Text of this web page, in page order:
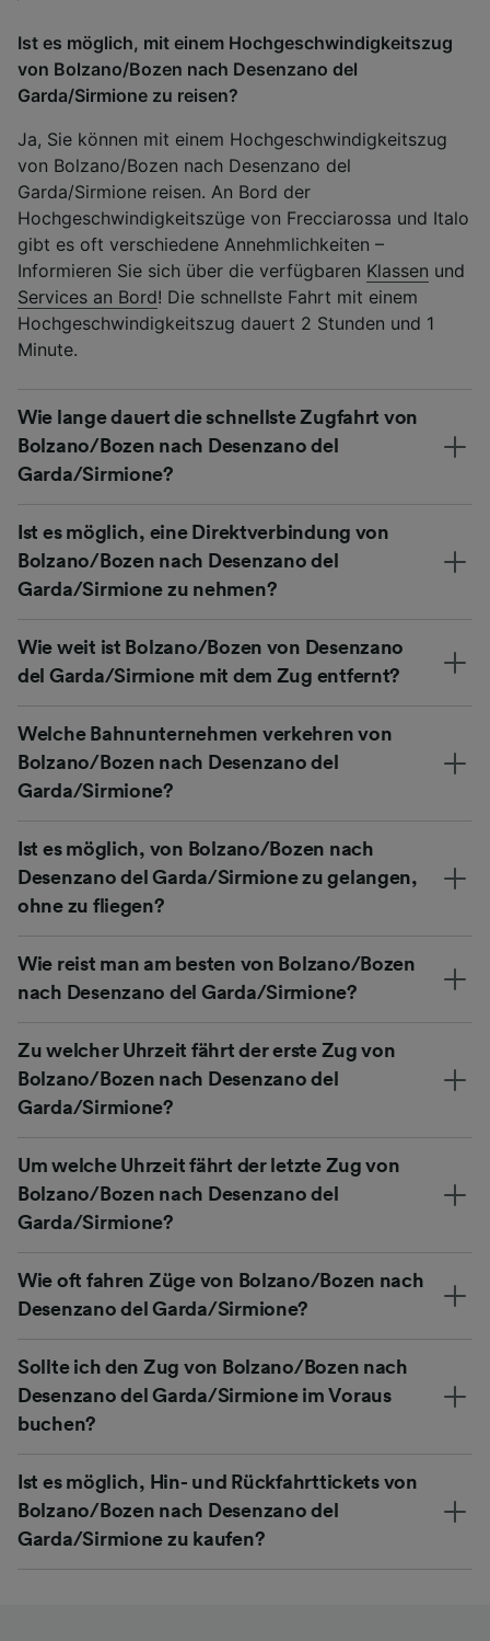
Ist es möglich, mit einem Hochgeschwindigkeitszug
von Bolzano/Bozen nach Desenzano del
Garda/Sirmione zu reisen?
Ja, Sie können mit einem Hochgeschwindigkeitszug
von Bolzano/Bozen nach Desenzano del
Garda/Sirmione reisen. An Bord der
Hochgeschwindigkeitszüge von Frecciarossa und Italo
gibt es oft verschiedene Annehmlichkeiten –
Informieren Sie sich über die verfügbaren Klassen und
Services an Bord! Die schnellste Fahrt mit einem
Hochgeschwindigkeitszug dauert 2 Stunden und 1
Minute.
Wie lange dauert die schnellste Zugfahrt von
Bolzano/Bozen nach Desenzano del
Garda/Sirmione?
Ist es möglich, eine Direktverbindung von
Bolzano/Bozen nach Desenzano del
Garda/Sirmione zu nehmen?
Wie weit ist Bolzano/Bozen von Desenzano
del Garda/Sirmione mit dem Zug entfernt?
Welche Bahnunternehmen verkehren von
Bolzano/Bozen nach Desenzano del
Garda/Sirmione?
Ist es möglich, von Bolzano/Bozen nach
Desenzano del Garda/Sirmione zu gelangen,
ohne zu fliegen?
Wie reist man am besten von Bolzano/Bozen
nach Desenzano del Garda/Sirmione?
Zu welcher Uhrzeit fährt der erste Zug von
Bolzano/Bozen nach Desenzano del
Garda/Sirmione?
Um welche Uhrzeit fährt der letzte Zug von
Bolzano/Bozen nach Desenzano del
Garda/Sirmione?
Wie oft fahren Züge von Bolzano/Bozen nach
Desenzano del Garda/Sirmione?
Sollte ich den Zug von Bolzano/Bozen nach
Desenzano del Garda/Sirmione im Voraus
buchen?
Ist es möglich, Hin- und Rückfahrttickets von
Bolzano/Bozen nach Desenzano del
Garda/Sirmione zu kaufen?